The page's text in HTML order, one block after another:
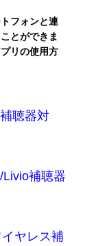
フォンと連
とができま
リの使用方
聴器対
Livio補聴器
イヤレス補